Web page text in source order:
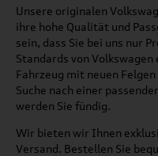
Unsere originalen
ihre hohe Qualität und
sein, dass Sie bei uns nur
Standards von
Fahrzeug mit neuen
Suche nach einer
werden Sie fündig.
Wir bieten wir Ihnen
Versand. Bestellen Sie